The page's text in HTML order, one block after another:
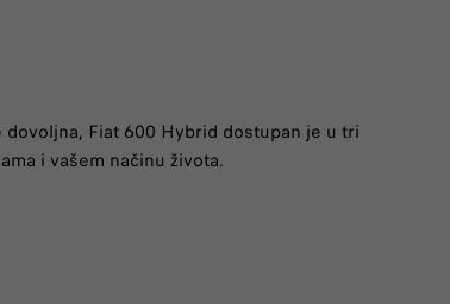
Fiat 600 Hybrid dostupan je u tri
i vašem načinu života.